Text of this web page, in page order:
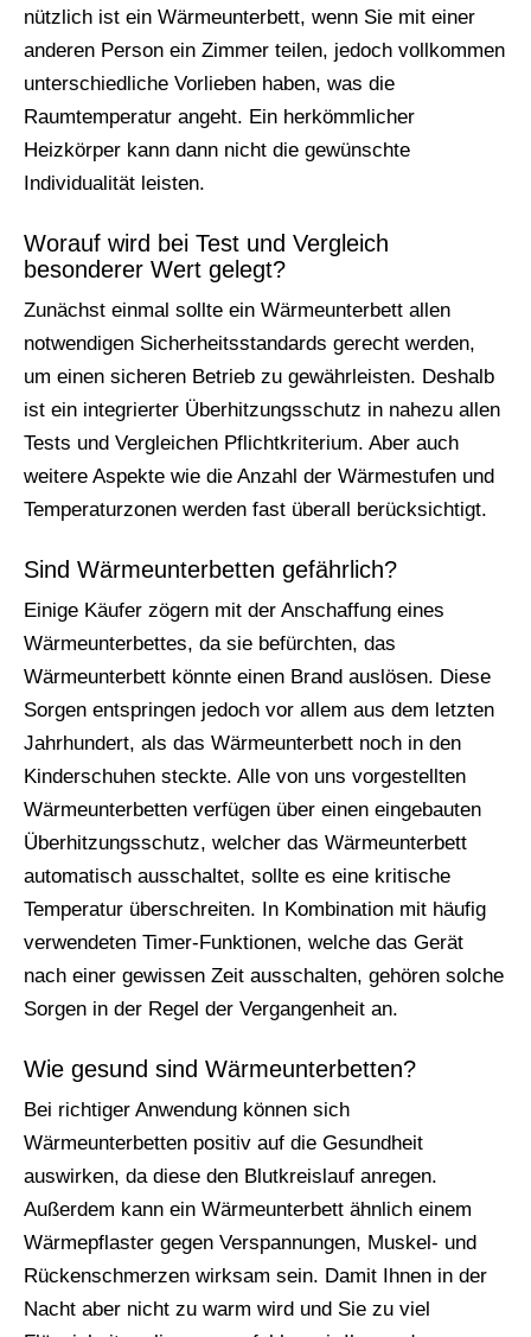
nützlich ist ein Wärmeunterbett, wenn Sie mit einer
anderen Person ein Zimmer teilen, jedoch vollkommen
unterschiedliche Vorlieben haben, was die
Raumtemperatur angeht. Ein herkömmlicher
Heizkörper kann dann nicht die gewünschte
Individualität leisten.
Worauf wird bei Test und Vergleich
besonderer Wert gelegt?
Zunächst einmal sollte ein Wärmeunterbett allen
notwendigen Sicherheitsstandards gerecht werden,
um einen sicheren Betrieb zu gewährleisten. Deshalb
ist ein integrierter Überhitzungsschutz in nahezu allen
Tests und Vergleichen Pflichtkriterium. Aber auch
weitere Aspekte wie die Anzahl der Wärmestufen und
Temperaturzonen werden fast überall berücksichtigt.
Sind Wärmeunterbetten gefährlich?
Einige Käufer zögern mit der Anschaffung eines
Wärmeunterbettes, da sie befürchten, das
Wärmeunterbett könnte einen Brand auslösen. Diese
Sorgen entspringen jedoch vor allem aus dem letzten
Jahrhundert, als das Wärmeunterbett noch in den
Kinderschuhen steckte. Alle von uns vorgestellten
Wärmeunterbetten verfügen über einen eingebauten
Überhitzungsschutz, welcher das Wärmeunterbett
automatisch ausschaltet, sollte es eine kritische
Temperatur überschreiten. In Kombination mit häufig
verwendeten Timer-Funktionen, welche das Gerät
nach einer gewissen Zeit ausschalten, gehören solche
Sorgen in der Regel der Vergangenheit an.
Wie gesund sind Wärmeunterbetten?
Bei richtiger Anwendung können sich
Wärmeunterbetten positiv auf die Gesundheit
auswirken, da diese den Blutkreislauf anregen.
Außerdem kann ein Wärmeunterbett ähnlich einem
Wärmepflaster gegen Verspannungen, Muskel- und
Rückenschmerzen wirksam sein. Damit Ihnen in der
Nacht aber nicht zu warm wird und Sie zu viel